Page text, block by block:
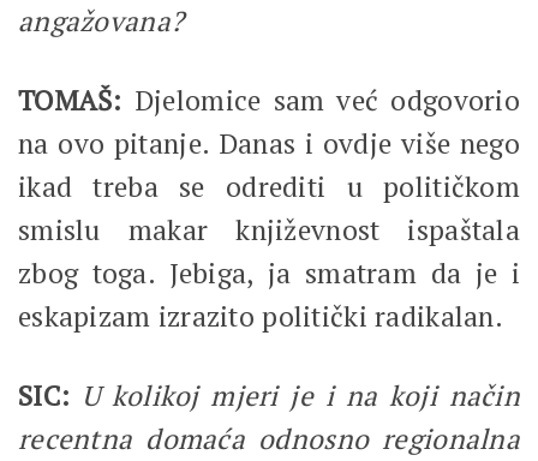
angažovana?
TOMAŠ: Djelomice sam već odgovorio
na ovo pitanje. Danas i ovdje više nego
ikad treba se odrediti u političkom
smislu makar književnost ispaštala
zbog toga. Jebiga, ja smatram da je i
eskapizam izrazito politički radikalan.
SIC: U kolikoj mjeri je i na koji način
recentna domaća odnosno regionalna